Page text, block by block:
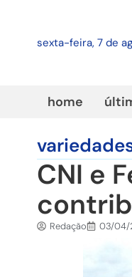
sexta-feira, 7 de
home
CNI e
Redação 03/